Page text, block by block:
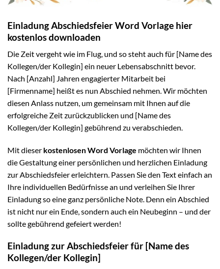
Einladung Abschiedsfeier Word Vorlage hier
kostenlos downloaden
Die Zeit vergeht wie im Flug, und so steht auch für [Name des
Kollegen/der Kollegin] ein neuer Lebensabschnitt bevor.
Nach [Anzahl] Jahren engagierter Mitarbeit bei
[Firmenname] heißt es nun Abschied nehmen. Wir möchten
diesen Anlass nutzen, um gemeinsam mit Ihnen auf die
erfolgreiche Zeit zurückzublicken und [Name des
Kollegen/der Kollegin] gebührend zu verabschieden.
Mit dieser kostenlosen Word Vorlage möchten wir Ihnen
die Gestaltung einer persönlichen und herzlichen Einladung
zur Abschiedsfeier erleichtern. Passen Sie den Text einfach an
Ihre individuellen Bedürfnisse an und verleihen Sie Ihrer
Einladung so eine ganz persönliche Note. Denn ein Abschied
ist nicht nur ein Ende, sondern auch ein Neubeginn – und der
sollte gebührend gefeiert werden!
Einladung zur Abschiedsfeier für [Name des
Kollegen/der Kollegin]